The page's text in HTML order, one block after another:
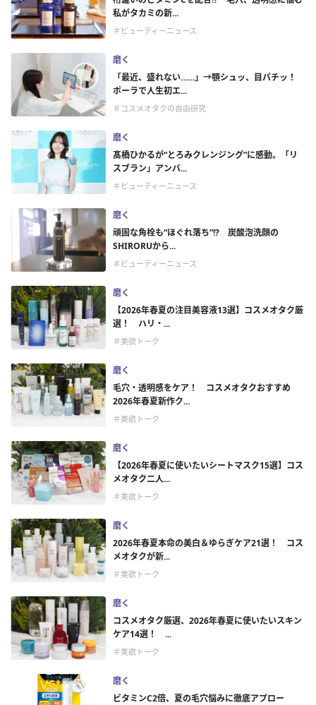
私がタカミの新...
＃ビューティーニュース
磨く
「最近、盛れない……」→顎シュッ、目パチッ！
ポーラで人生初エ...
＃コスメオタクの自由研究
磨く
髙橋ひかるが“とろみクレンジング”に感動。「リ
スブラン」アンバ...
＃ビューティーニュース
磨く
頑固な角栓も“ほぐれ落ち”!? 炭酸泡洗顔の
SHIRORUから...
＃ビューティーニュース
磨く
【2026年春夏の注目美容液13選】コスメオタク厳
選！ ハリ・...
＃美欲トーク
磨く
毛穴・透明感をケア！ コスメオタクおすすめ
2026年春夏新作ク...
＃美欲トーク
磨く
【2026年春夏に使いたいシートマスク15選】コス
メオタク二人...
＃美欲トーク
磨く
2026年春夏本命の美白＆ゆらぎケア21選！ コス
メオタクが新...
＃美欲トーク
磨く
コスメオタク厳選、2026年春夏に使いたいスキン
ケア14選！ ...
＃美欲トーク
磨く
ビタミンC2倍、夏の毛穴悩みに徹底アプロー